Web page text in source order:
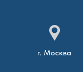
г. Москва